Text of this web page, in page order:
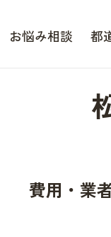
お悩み相談 都
費用・業